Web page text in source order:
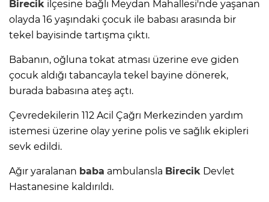
Birecik ilçesine bağlı Meydan Mahallesi'nde yaşanan
olayda 16 yaşındaki çocuk ile babası arasında bir
tekel bayisinde tartışma çıktı.
Babanın, oğluna tokat atması üzerine eve giden
çocuk aldığı tabancayla tekel bayine dönerek,
burada babasına ateş açtı.
Çevredekilerin 112 Acil Çağrı Merkezinden yardım
istemesi üzerine olay yerine polis ve sağlık ekipleri
sevk edildi.
Ağır yaralanan baba ambulansla Birecik Devlet
Hastanesine kaldırıldı.